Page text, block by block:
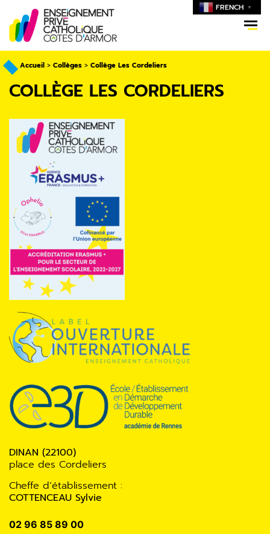
FRENCH ▼
Accueil > Collèges > Collège Les Cordeliers
COLLÈGE LES CORDELIERS
DINAN (22100)
place des Cordeliers
Cheffe d’établissement :
COTTENCEAU Sylvie
02 96 85 89 00